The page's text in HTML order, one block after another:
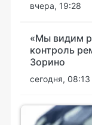
вчера, 19:28
«Мы видим
контроль
Зорино
сегодня, 08:13